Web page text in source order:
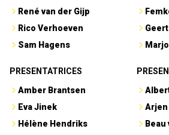
René van der Gijp
Rico Verhoeven
Sam Hagens
PRESENTATRICES
Amber Brantsen
Eva Jinek
Hélène Hendriks
Arjen